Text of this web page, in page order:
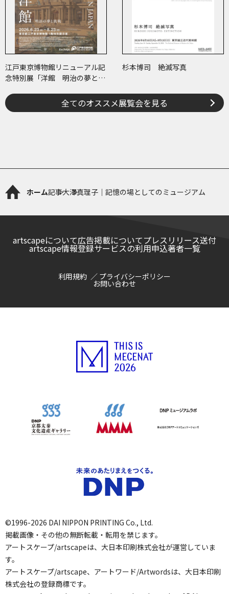
江戸東京博物館リニューアル記
念特別展「洋館 明治の夢と挑
杉本博司 絶滅写真
全てのオススメ展覧会を見る
ホーム記事大澤真理子｜記憶の場としてのミュージアム
artscapeについて広告掲載についてプレスリリース送付
artscape情報登録サービスの利用申込著者一覧
利用規約 プライバシーポリシー
お問い合わせ
©1996-2026 DAI NIPPON PRINTING Co., Ltd.
掲載画像・その他の無断転載・転用を禁じます。
アートスケープ/artscapeは、大日本印刷株式会社が運営していま
す。
アートスケープ/artscape、アートワード/Artwordsは、大日本印刷
株式会社の登録商標です。